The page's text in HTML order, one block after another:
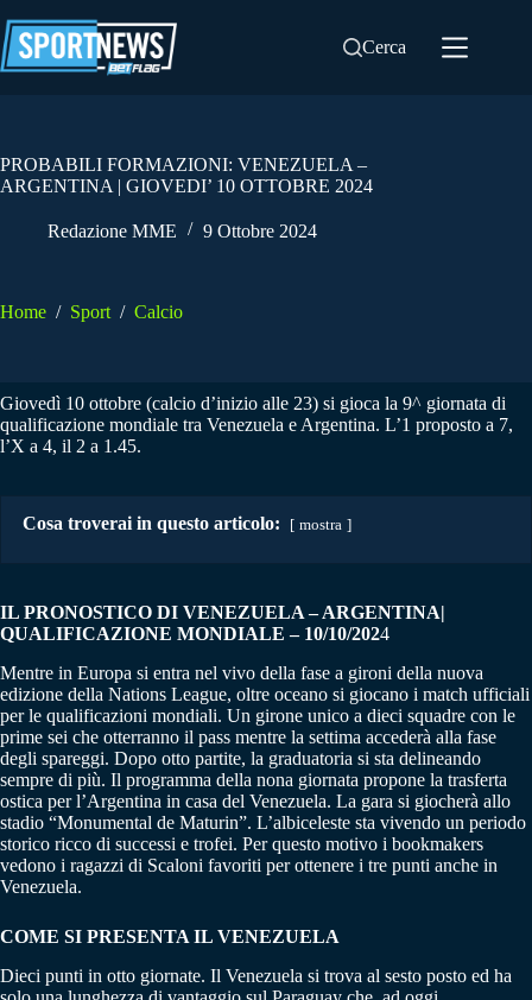
al
contenuto
Cerca
PROBABILI FORMAZIONI: VENEZUELA –
ARGENTINA | GIOVEDI’ 10 OTTOBRE 2024
Redazione MME 9 Ottobre 2024
Home / Sport / Calcio
Giovedì 10 ottobre (calcio d’inizio alle 23) si gioca la 9^ giornata di
qualificazione mondiale tra Venezuela e Argentina. L’1 proposto a 7,
l’X a 4, il 2 a 1.45.
Cosa troverai in questo articolo: mostra
IL PRONOSTICO DI VENEZUELA – ARGENTINA|
QUALIFICAZIONE MONDIALE – 10/10/2024
Mentre in Europa si entra nel vivo della fase a gironi della nuova
edizione della Nations League, oltre oceano si giocano i match ufficiali
per le qualificazioni mondiali. Un girone unico a dieci squadre con le
prime sei che otterranno il pass mentre la settima accederà alla fase
degli spareggi. Dopo otto partite, la graduatoria si sta delineando
sempre di più. Il programma della nona giornata propone la trasferta
ostica per l’Argentina in casa del Venezuela. La gara si giocherà allo
stadio “Monumental de Maturin”. L’albiceleste sta vivendo un periodo
storico ricco di successi e trofei. Per questo motivo i bookmakers
vedono i ragazzi di Scaloni favoriti per ottenere i tre punti anche in
Venezuela.
COME SI PRESENTA IL VENEZUELA
Dieci punti in otto giornate. Il Venezuela si trova al sesto posto ed ha